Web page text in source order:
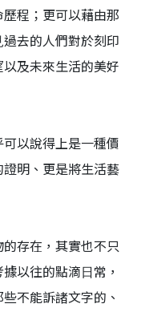
程；更可以藉由那
去的⼈們對於刻印
及未來⽣活的美好
以說得上是⼀種價
明、更是將⽣活藝
存在，其實也不只
以往的點滴⽇常，
不能訴諸⽂字的、